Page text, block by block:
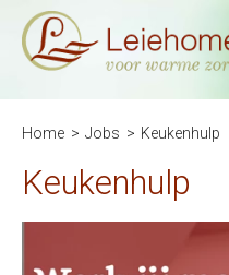
Home Jobs Keukenhulp
Keukenhulp